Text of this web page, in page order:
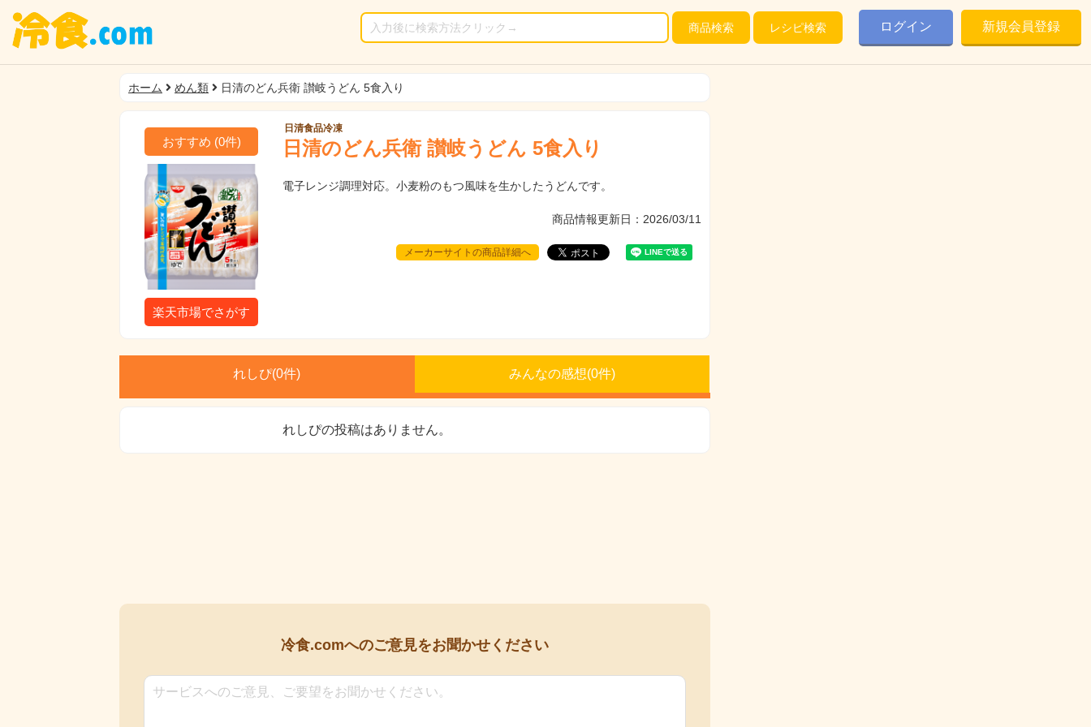
商品検索 レシピ検索 ログイン 新規会員登録
ホーム めん類 日清のどん兵衛 讃岐うどん 5食入り
おすすめ (0件)
楽天市場でさがす
日清食品冷凍
日清のどん兵衛 讃岐うどん 5食入り
電子レンジ調理対応。小麦粉のもつ風味を生かしたうどんです。
商品情報更新日：2026/03/11
メーカーサイトの商品詳細へ
れしぴ(0件) みんなの感想(0件)
れしぴの投稿はありません。
冷食.comへのご意見をお聞かせください